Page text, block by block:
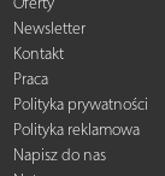
Newsletter
Kontakt
Praca
Polityka prywatności
Polityka reklamowa
Napisz do nas